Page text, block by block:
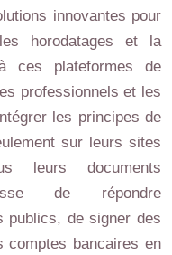
innovantes pour
horodatages et la
ces plateformes de
professionnels et les
les principes de
sur leurs sites
leurs documents
de répondre
publics, de signer des
comptes bancaires en